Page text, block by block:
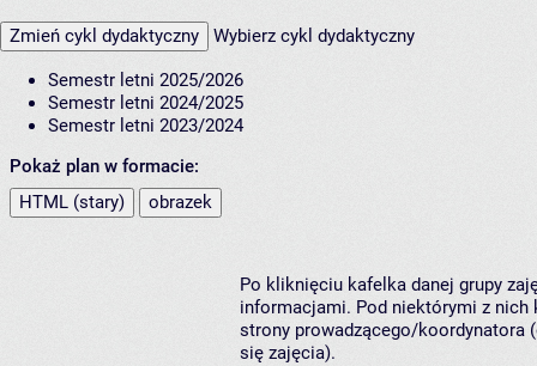
Zmień cykl dydaktyczny Wybierz cykl dydaktyczny
Semestr letni 2025/2026
Semestr letni 2024/2025
Semestr letni 2023/2024
Pokaż plan w formacie:
HTML (stary)
obrazek
Po kliknięciu kafelka danej grupy
informacjami. Pod niektórymi z nich
strony prowadzącego/koordynatora
się zajęcia).